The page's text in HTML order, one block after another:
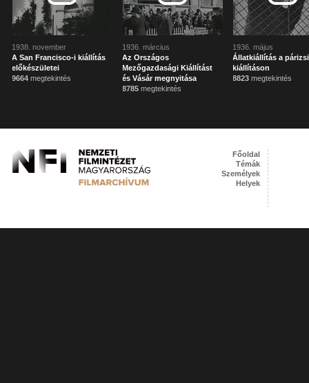
1938. november
A San Francisco-i kiállítás
előkészületei
9664 megtekintés
1936. március
Az Országos
Mezőgazdasági Kiállítást
és Vásár megnyitása
8785 megtekintés
1936. május
Állatkiállítás a párizsi
kiállításon
8823 megtekintés
Főoldal
Témák
Személyek
Helyek